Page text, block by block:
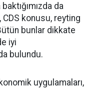
da
konusu, reyting
bunlar dikkate
iyi
bulundu.
uygulamaları,